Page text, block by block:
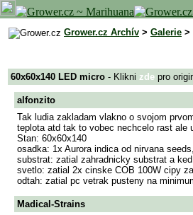
Grower.cz Archív > Galerie >
60x60x140 LED micro - Klikni zde pro
alfonzito
Tak ludia zakladam vlakno o svojom
teplota atd tak to vobec nechcelo rast ale
Stan: 60x60x140
osadka: 1x Aurora indica od nirvana
substrat: zatial zahradnicky substrat a
svetlo: zatial 2x cinske COB 100W cipy
odtah: zatial pc vetrak pusteny na
Madical-Strains